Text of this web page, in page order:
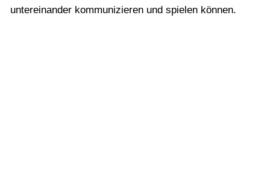
untereinander kommunizieren und spielen können.